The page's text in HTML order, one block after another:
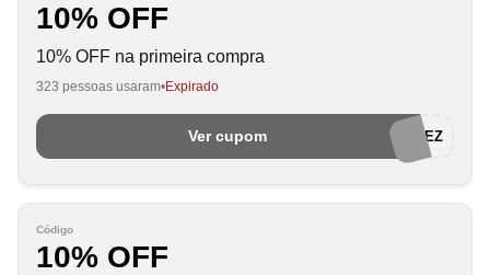
10% OFF
10% OFF na primeira compra
323 pessoas usaram Expirado
Ver cupom BEMVINDALEZ
Código
10% OFF